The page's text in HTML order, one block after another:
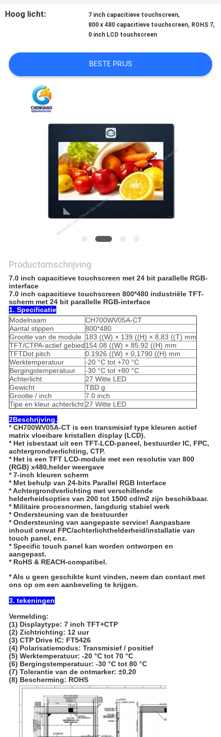
SITEMAP
PRIVACY
POLICY
Hoog licht: 7 inch capacitieve touchscreen,
800 x 480 capacitieve touchscreen, ROHS 7,
0 inch LCD touchscreen
BESTE PRIJS
Productomschrijving
7.0 inch capacitieve touchscreen met 24 bit parallelle RGB-
interface
7.0 inch capacitieve touchscreen 800*480 industriële TFT-
scherm met 24 bit parallelle RGB-interface
1. Specificatie
Modelnaam
CH700WV05A-CT
Aantal stippen
800*480
Grootte van de module
183 ((W) × 139 ((H) × 8,83 ((T) mm
TFT/CTPA-actief gebied154.08 ((W) × 85.92 ((H) mm
TFTDot pitch
0.1926 ((W) × 0,1790 ((H) mm
Werktemperatuur
-20 °C tot +70 °C
Bergingstemperatuur
-30 °C tot +80 °C
Achterlicht
27 Witte LED
Gewicht
TBD g
Grootte / inch
7.0 inch
Tipe en kleur achterlicht27 Witte LED
2Beschrijving.
* CH700WV05A-CT is een transmisief type kleuren actief
matrix vloeibare kristallen display (LCD).
* Het isbestaat uit een TFT-LCD-paneel, bestuurder IC, FPC,
achtergrondverlichting, CTP.
* Het is een TFT LCD-module met een resolutie van 800
(RGB) x480,helder weergave
* 7-inch kleuren scherm
* Met behulp van 24-bits Parallel RGB Interface
* Achtergrondverlichting met verschillende
helderheidsopties van 200 tot 1500 cd/m2 zijn beschikbaar.
* Militaire procesnormen, langdurig stabiel werk
* Ondersteuning van de bestuurder
* Ondersteuning van aangepaste service! Aanpasbare
inhoud omvat FPC/achterlichthelderheid/installatie van
touch panel, enz.
* Specific touch panel kan worden ontworpen en
aangepast.
* RoHS & REACH-compatibel.
* Als u geen geschikte kunt vinden, neem dan contact met
ons op om een aanbeveling te krijgen.
3. tekeningen
Vermelding:
(1) Displaytype: 7 inch TFT+CTP
(2) Zichtrichting: 12 uur
(3) CTP Drive IC: FT5426
(4) Polarisatiemodus: Transmisief / positief
(5) Werktemperatuur: -20 °C tot 70 °C
(6) Bergingstemperatuur: -30 °C tot 80 °C
(7) Tolerantie van de ontmarker: ±0.20
(8) Bescherming: ROHS